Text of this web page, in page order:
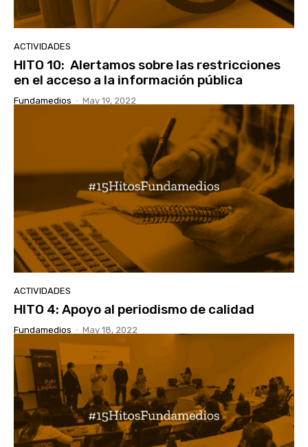
ACTIVIDADES
HITO 10: Alertamos sobre las restricciones
en el acceso a la información pública
Fundamedios - May 19, 2022
ACTIVIDADES
HITO 4: Apoyo al periodismo de calidad
Fundamedios - May 18, 2022